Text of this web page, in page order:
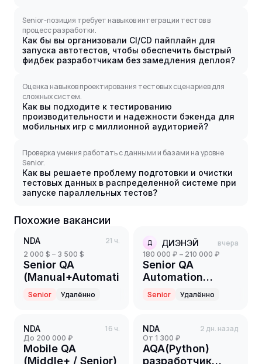
Senior-позиция требует навыков интеграции тестов в
процесс разработки.
Как бы вы организовали CI/CD пайплайн для
запуска автотестов, чтобы обеспечить быстрый
фидбек разработчикам без замедления деплоя?
Оценка навыков проектирования тестовых сценариев для
сложных систем.
Как вы подходите к тестированию
производительности и надежности бэкенда для
мобильных игр с миллионной аудиторией?
Проверка умения работать с данными и базами на уровне
Senior.
Как вы решаете проблему подготовки и очистки
тестовых данных в распределенной системе при
запуске параллельных тестов?
Похожие вакансии
NDA 21 ч.
2 000 $ – 3 500 $
Senior QA
(Manual+Automation)
Senior Удалённо
Д ДИЭНЭЙ вчера
180 000 ₽ – 210 000 ₽
Senior QA
Automation
Engineer
Senior Удалённо
NDA 16 ч.
до 200 000 ₽
Mobile QA
(Middle+ / Senior)
NDA 2 дн. назад
от 1 300 ₽
AQA(Python)
разработчик